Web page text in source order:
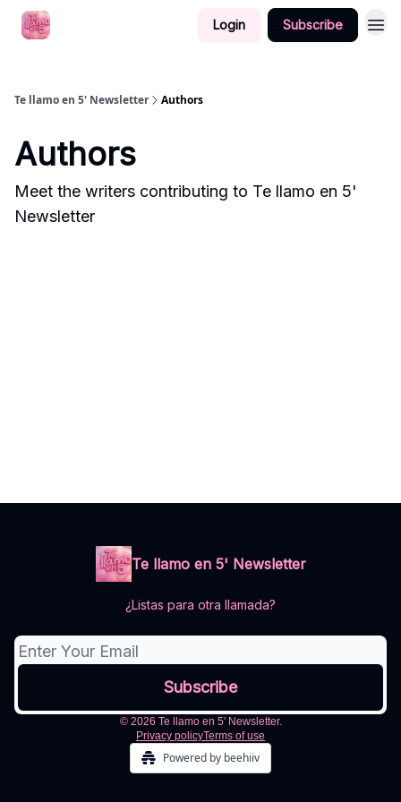
Login Subscribe
Te llamo en 5' Newsletter Authors
Authors
Meet the writers contributing to Te llamo en 5'
Newsletter
Te llamo en 5' Newsletter
¿Listas para otra llamada?
© 2026 Te llamo en 5' Newsletter.
Privacy policyTerms of use
Powered by beehiiv